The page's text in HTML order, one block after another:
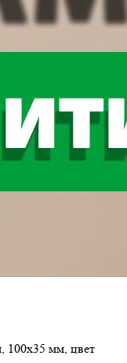
100x35 мм, цвет